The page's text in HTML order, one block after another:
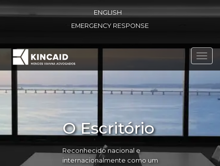
ENGLISH
EMERGENCY RESPONSE
O Escritório
Reconhecido nacional e
internacionalmente como um